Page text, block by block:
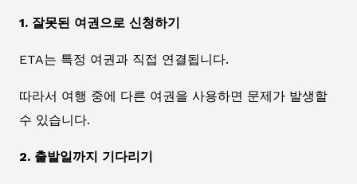
1. 잘못된 여권으로 신청하기
ETA는 특정 여권과 직접 연결됩니다.
따라서 여행 중에 다른 여권을 사용하면 문제가 발생할
수 있습니다.
2. 출발일까지 기다리기